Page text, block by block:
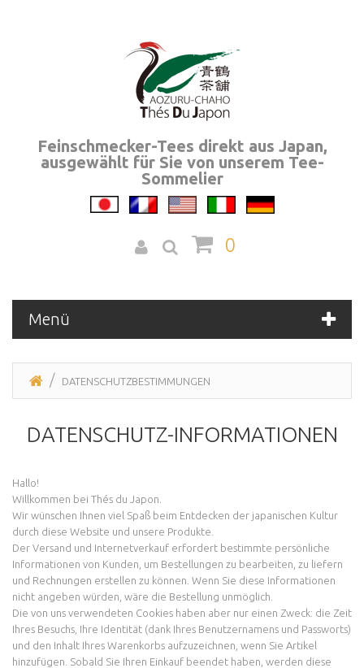
Feinschmecker-Tees direkt aus Japan,
ausgewählt für Sie von unserem Tee-
Sommelier
0
Menü
DATENSCHUTZBESTIMMUNGEN
DATENSCHUTZ-INFORMATIONEN
Hallo!
Willkommen bei Thés du Japon.
Wir wünschen Ihnen viel Spaß beim Entdecken der japanischen Kultur
durch diese Website und unsere Produkte.
Der Versand und Internetverkauf erfordert bestimmte persönliche
Informationen von Kunden, um Bestellungen zu bearbeiten, zu liefern
und Rechnungen erstellen zu können. Wenn Sie diese Informationen
nicht angeben würden, wäre die Bestellung unmöglich.
Die von uns verwendeten Cookies haben aber nur einen Zweck: die Zeit
Ihres Besuchs, Ihre Identität (dank Ihres Benutzernamens und Passworts)
und den Inhalt Ihres Warenkorbs aufzuzeichnen, wenn Sie Artikel
hinzufügen. Sobald Sie Ihren Einkauf beendet haben, werden diese